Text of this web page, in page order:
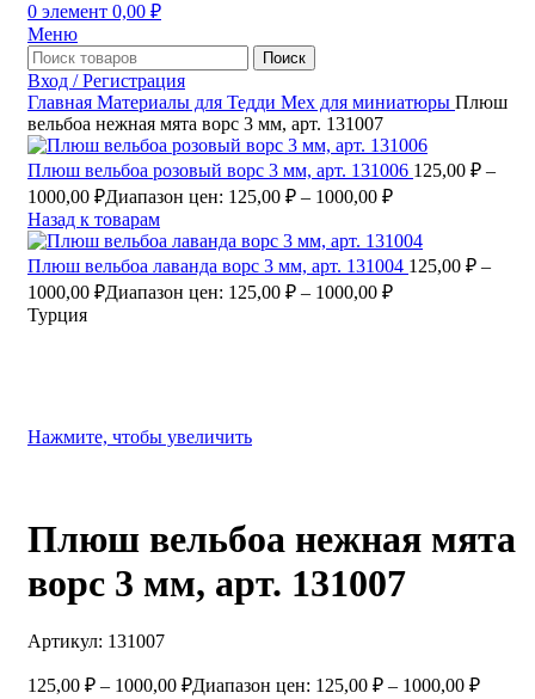
0 элемент 0,00 ₽
Меню
Поиск
Вход / Регистрация
Главная Материалы для Тедди Мех для миниатюры Плюш
вельбоа нежная мята ворс 3 мм, арт. 131007
Плюш вельбоа розовый ворс 3 мм, арт. 131006 125,00 ₽ –
1000,00 ₽Диапазон цен: 125,00 ₽ – 1000,00 ₽
Назад к товарам
Плюш вельбоа лаванда ворс 3 мм, арт. 131004 125,00 ₽ –
1000,00 ₽Диапазон цен: 125,00 ₽ – 1000,00 ₽
Турция
Нажмите, чтобы увеличить
Плюш вельбоа нежная мята
ворс 3 мм, арт. 131007
Артикул: 131007
125,00 ₽ – 1000,00 ₽Диапазон цен: 125,00 ₽ – 1000,00 ₽